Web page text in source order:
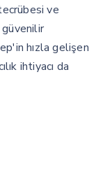
ve
hızla gelişen
ihtiyacı da